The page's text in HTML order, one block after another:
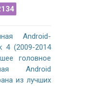
Android-
4 (2009-2014
головное
Android
из лучших